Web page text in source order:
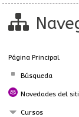
Página Principal
Búsqueda
Novedades del
Cursos